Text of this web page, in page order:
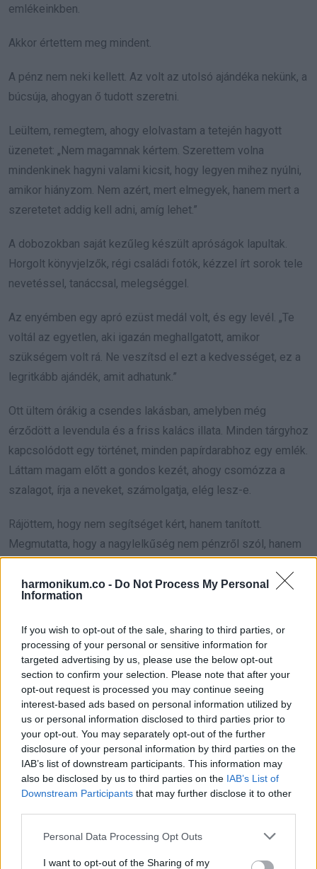
harmonikum.co - Do Not Process My Personal
Information
If you wish to opt-out of the sale, sharing to third parties, or
processing of your personal or sensitive information for
targeted advertising by us, please use the below opt-out
section to confirm your selection. Please note that after your
opt-out request is processed you may continue seeing
interest-based ads based on personal information utilized by
us or personal information disclosed to third parties prior to
your opt-out. You may separately opt-out of the further
disclosure of your personal information by third parties on the
IAB’s list of downstream participants. This information may
also be disclosed by us to third parties on the IAB’s List of
Downstream Participants that may further disclose it to other
Please note that this website/app uses one or more Google
not limited to your visit or usage behaviour. You may click to
Personal Data Processing Opt Outs
I want to opt-out of the Sharing of my
emlékeinkben.
Akkor értettem meg mindent.
A pénz nem neki kellett. Az volt az utolsó ajándéka nekünk, a
búcsúja, ahogyan ő tudott szeretni.
Leültem, remegtem, ahogy elolvastam a tetején hagyott
üzenetet: „Nem magamnak kértem. Szerettem volna
mindenkinek hagyni valami kicsit, hogy legyen mihez nyúlni,
amikor hiányzom. Nem azért, mert elmegyek, hanem mert a
szeretetet addig kell adni, amíg lehet.”
A dobozokban saját kezűleg készült apróságok lapultak.
Horgolt könyvjelzők, régi családi fotók, kézzel írt sorok tele
nevetéssel, tanáccsal, melegséggel.
Az enyémben egy apró ezüst medál volt, és egy levél. „Te
voltál az egyetlen, aki igazán meghallgatott, amikor
szükségem volt rá. Ne veszítsd el ezt a kedvességet, ez a
legritkább ajándék, amit adhatunk.”
Ott ültem órákig a csendes lakásban, amelyben még
érződött a levendula és a friss kalács illata. Minden tárgyhoz
kapcsolódott egy történet, minden papírdarabhoz egy emlék.
Láttam magam előtt a gondos kezét, ahogy csomózza a
szalagot, írja a neveket, számolgatja, elég lesz-e.
Rájöttem, hogy nem segítséget kért, hanem tanított.
Megmutatta, hogy a nagylelkűség nem pénzről szól, hanem
az igazi ajándékok, amelyek túlélnek minket.
egy családi üzenetet sem. Mert néha egy egyszerű kérés
mögött egy utolsó szeretetgesztus vár arra, hogy
megértsük. És mert vannak pillanatok, amelyeket csak
egyszer kapunk meg, aztán örökre bánjuk, ha elengedjük.
Ha ma eszedbe jut valaki a családból, írj rá. Küldj egy sort,
hívj fel, menj át egy kávéra. Amíg lehet, add oda az idődet, a
figyelmedet, a meleg szavaidat. Ezek azok az emlékek,
amelyek megmaradnak, amikor a dobozok szalagjai már